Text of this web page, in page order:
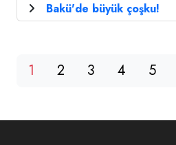
Bakü'de büyük çoşku!
1 2 3 4 5